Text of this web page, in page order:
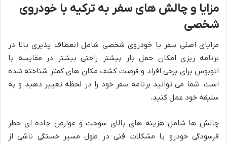
مزایا و چالش های سفر به ترکیه با خودروی
شخصی
مزایای اصلی سفر با خودروی شخصی شامل انعطاف پذیری بالا در
برنامه ریزی امکان حمل بار بیشتر راحتی بیشتر در مقایسه با
اتوبوس برای برخی افراد و فرصت کشف مکان های کمتر شناخته شده
است. شما می توانید برنامه سفر خود را در لحظه تغییر دهید و به
سلیقه خود عمل کنید.
چالش ها شامل هزینه های بالای سوخت و عوارض جاده ای خطر
فرسودگی خودرو یا مشکلات فنی در طول مسیر خستگی ناشی از